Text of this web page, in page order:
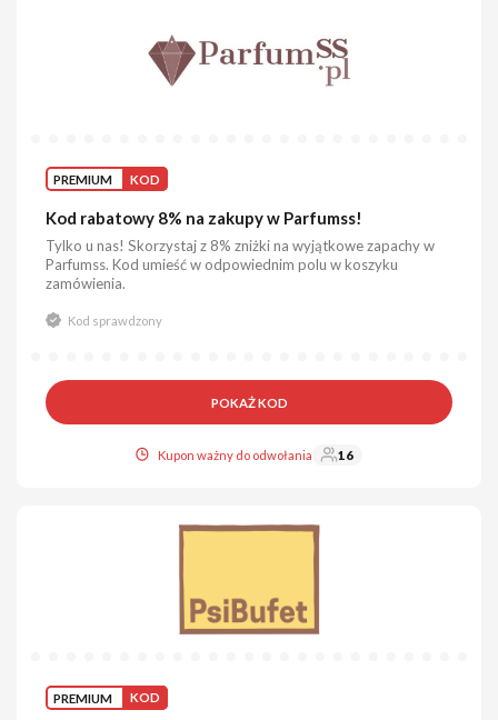
PREMIUM KOD
Kod rabatowy 8% na zakupy w Parfumss!
Tylko u nas! Skorzystaj z 8% zniżki na wyjątkowe zapachy w
Parfumss. Kod umieść w odpowiednim polu w koszyku
zamówienia.
Kod sprawdzony
POKAŻ KOD
Kupon ważny do odwołania 16
PREMIUM KOD